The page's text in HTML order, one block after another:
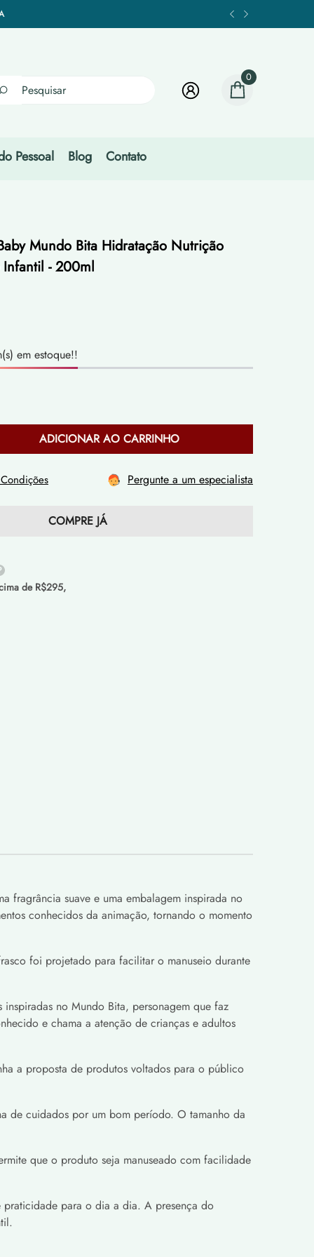
PARCEIROS
0
Pessoal Blog Contato
Mundo Bita Hidratação Nutrição
- 200ml
em estoque!!
ADICIONAR AO CARRINHO
Pergunte a um especialista
COMPRE JÁ
de R$295,
suave e uma embalagem inspirada no
conhecidos da animação, tornando o momento
foi projetado para facilitar o manuseio durante
no Mundo Bita, personagem que faz
e chama a atenção de crianças e adultos
a proposta de produtos voltados para o público
de cuidados por um bom período. O tamanho da
que o produto seja manuseado com facilidade
praticidade para o dia a dia. A presença do